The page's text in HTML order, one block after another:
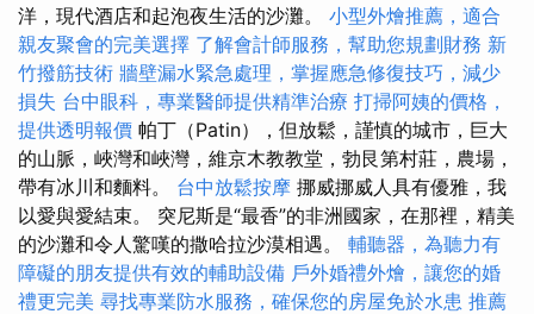
洋，現代酒店和起泡夜生活的沙灘。 小型外燴推薦，適合
親友聚會的完美選擇 了解會計師服務，幫助您規劃財務 新
竹撥筋技術 牆壁漏水緊急處理，掌握應急修復技巧，減少
損失 台中眼科，專業醫師提供精準治療 打掃阿姨的價格，
提供透明報價 帕丁（Patin），但放鬆，謹慎的城市，巨大
的山脈，峽灣和峽灣，維京木教教堂，勃艮第村莊，農場，
帶有冰川和麵料。 台中放鬆按摩 挪威挪威人具有優雅，我
以愛與愛結束。 突尼斯是“最香”的非洲國家，在那裡，精美
的沙灘和令人驚嘆的撒哈拉沙漠相遇。 輔聽器，為聽力有
障礙的朋友提供有效的輔助設備 戶外婚禮外燴，讓您的婚
禮更完美 尋找專業防水服務，確保您的房屋免於水患 推薦